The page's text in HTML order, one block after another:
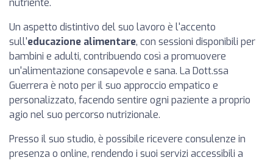
nutriente.
Un aspetto distintivo del suo lavoro è l'accento
sull'educazione alimentare, con sessioni disponibili per
bambini e adulti, contribuendo così a promuovere
un'alimentazione consapevole e sana. La Dott.ssa
Guerrera è noto per il suo approccio empatico e
personalizzato, facendo sentire ogni paziente a proprio
agio nel suo percorso nutrizionale.
Presso il suo studio, è possibile ricevere consulenze in
presenza o online, rendendo i suoi servizi accessibili a